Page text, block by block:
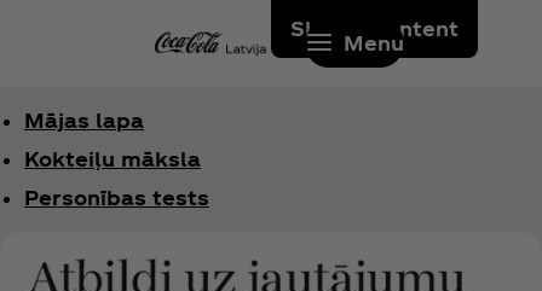
Skip to content
Menu
Mājas lapa
Kokteiļu māksla
Personības tests